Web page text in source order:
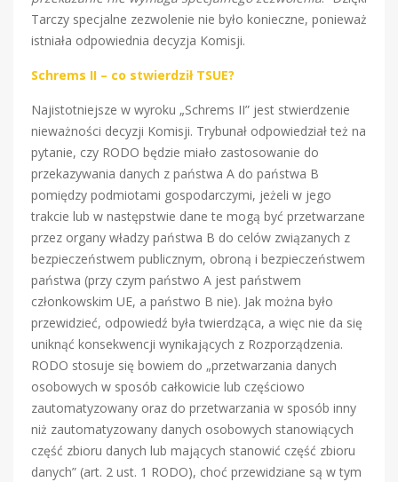
Tarczy specjalne zezwolenie nie było konieczne, ponieważ
istniała odpowiednia decyzja Komisji.
Schrems II – co stwierdził TSUE?
Najistotniejsze w wyroku „Schrems II” jest stwierdzenie
nieważności decyzji Komisji. Trybunał odpowiedział też na
pytanie, czy RODO będzie miało zastosowanie do
przekazywania danych z państwa A do państwa B
pomiędzy podmiotami gospodarczymi, jeżeli w jego
trakcie lub w następstwie dane te mogą być przetwarzane
przez organy władzy państwa B do celów związanych z
bezpieczeństwem publicznym, obroną i bezpieczeństwem
państwa (przy czym państwo A jest państwem
członkowskim UE, a państwo B nie). Jak można było
przewidzieć, odpowiedź była twierdząca, a więc nie da się
uniknąć konsekwencji wynikających z Rozporządzenia.
RODO stosuje się bowiem do „przetwarzania danych
osobowych w sposób całkowicie lub częściowo
zautomatyzowany oraz do przetwarzania w sposób inny
niż zautomatyzowany danych osobowych stanowiących
część zbioru danych lub mających stanowić część zbioru
danych” (art. 2 ust. 1 RODO), choć przewidziane są w tym